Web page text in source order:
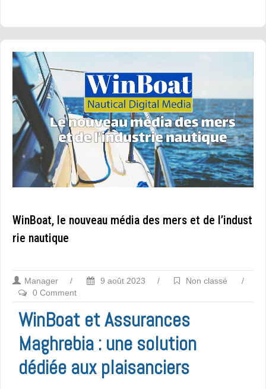
WinBoat, le nouveau média des mers et de l’indust
rie nautique
Manager / 9 août 2023 / Non classé
/
0 Comment
WinBoat et Assurances
Maghrebia : une solution
dédiée aux plaisanciers